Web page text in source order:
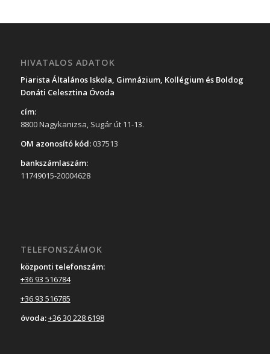
HIVATALOS ADATOK
Piarista Általános Iskola, Gimnázium, Kollégium és Boldog
Donáti Celesztina Óvoda
cím:
8800 Nagykanizsa, Sugár út 11-13.
OM azonosító kód:037513
bankszámlaszám:
11749015-20004628
TELEFONSZÁMOK
központi telefonszám:
+36 93 516784
+36 93 516785
óvoda:+36 30 228 6198